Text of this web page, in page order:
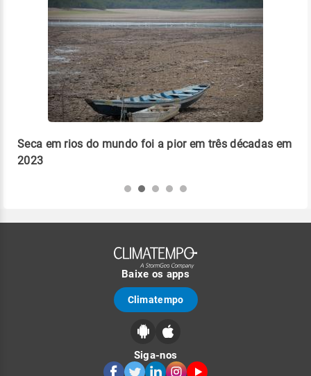
Que embalagem é mais verde: plástico ou papel?
Baixe os apps
Climatempo
Siga-nos